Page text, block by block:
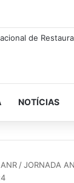
NOTÍCIAS
/JORNADA